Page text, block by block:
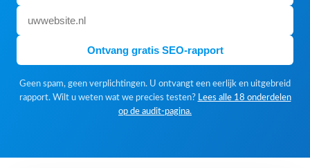
Ontvang gratis SEO-rapport
Geen spam, geen verplichtingen. U ontvangt een eerlijk en uitgebreid
rapport. Wilt u weten wat we precies testen? Lees alle 18 onderdelen
op de audit-pagina.